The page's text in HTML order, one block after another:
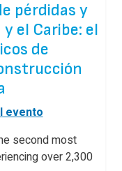
pérdidas y
el Caribe: el
de
evento
second most
over 2,300